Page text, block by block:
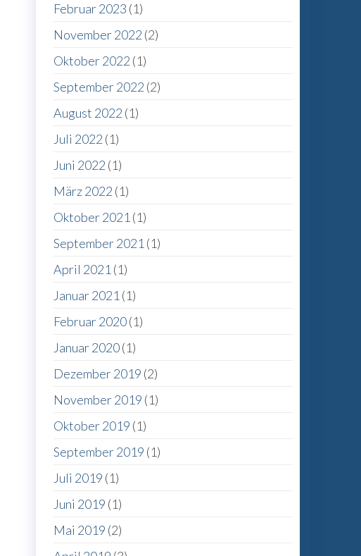
Februar 2023 (1)
November 2022 (2)
Oktober 2022 (1)
September 2022 (2)
August 2022 (1)
Juli 2022 (1)
Juni 2022 (1)
März 2022 (1)
Oktober 2021 (1)
September 2021 (1)
April 2021 (1)
Januar 2021 (1)
Februar 2020(1)
Januar 2020(1)
Dezember 2019 (2)
November 2019 (1)
Oktober 2019 (1)
September 2019 (1)
Juli 2019 (1)
Juni 2019 (1)
Mai 2019 (2)